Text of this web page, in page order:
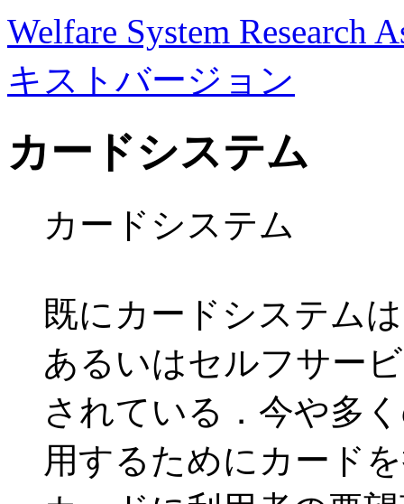
Welfare System Research
キストバージョン
カードシステム
カードシステム
既にカードシステム
あるいはセルフサー
されている．今や多
用するためにカード